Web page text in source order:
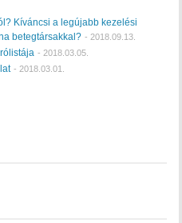
Kíváncsi a legújabb kezelési
betegtársakkal? - 2018.09.13.
- 2018.03.05.
- 2018.03.01.